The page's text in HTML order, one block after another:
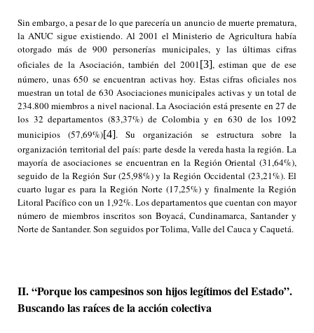
Sin embargo, a pesar de lo que parecería un anuncio de muerte prematura,
la ANUC sigue existiendo. Al 2001 el Ministerio de Agricultura había
otorgado más de 900 personerías municipales, y las últimas cifras
oficiales de la Asociación, también del 2001[3], estiman que de ese
número, unas 650 se encuentran activas hoy. Estas cifras oficiales nos
muestran un total de 630 Asociaciones municipales activas y un total de
234.800 miembros a nivel nacional. La Asociación está presente en 27 de
los 32 departamentos (83,37%) de Colombia y en 630 de los 1092
municipios (57,69%)[4]. Su organización se estructura sobre la
organización territorial del país: parte desde la vereda hasta la región. La
mayoría de asociaciones se encuentran en la Región Oriental (31,64%),
seguido de la Región Sur (25,98%) y la Región Occidental (23,21%). El
cuarto lugar es para la Región Norte (17,25%) y finalmente la Región
Litoral Pacífico con un 1,92%. Los departamentos que cuentan con mayor
número de miembros inscritos son Boyacá, Cundinamarca, Santander y
Norte de Santander. Son seguidos por Tolima, Valle del Cauca y Caquetá.
II. “Porque los campesinos son hijos legítimos del Estado”.
Buscando las raíces de la acción colectiva